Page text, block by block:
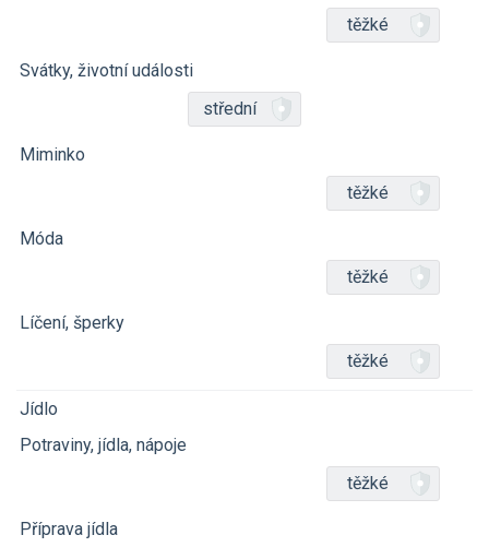
těžké
Svátky, životní události
střední
Miminko
těžké
Móda
těžké
Líčení, šperky
těžké
Jídlo
Potraviny, jídla, nápoje
těžké
Příprava jídla